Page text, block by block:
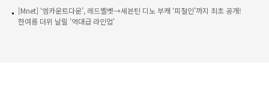
[Mnet] ‘엠카운트다운’, 레드벨벳→세븐틴 디노 부캐 ‘피철인’까지 최초 공개!
한여름 더위 날릴 '역대급 라인업'